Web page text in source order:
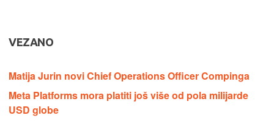
VEZANO
Matija Jurin novi Chief Operations Officer Compinga
Meta Platforms mora platiti još više od pola milijarde
USD globe